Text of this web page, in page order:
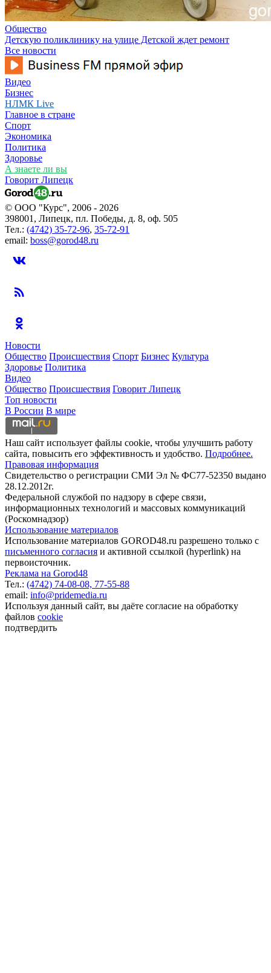
Общество
Детскую поликлинику на улице Детской ждет ремонт
Все новости
Видео
Бизнес
НЛМК Live
Главное в стране
Спорт
Экономика
Политика
Здоровье
А знаете ли вы
Говорит Липецк
© ООО "Курс", 2006 - 2026
398001, Липецк, пл. Победы, д. 8, оф. 505
Тел.: (4742) 35-72-96, 35-72-91
email: boss@gorod48.ru
Новости
Общество Происшествия Спорт Бизнес Культура
Здоровье Политика
Видео
Общество Происшествия Говорит Липецк
Топ новости
В России В мире
Наш сайт использует файлы cookie, чтобы улучшить работу
сайта, повысить его эффективность и удобство. Подробнее.
Правовая информация
Свидетельство о регистрации СМИ Эл № ФС77-52350 выдано
28.12.2012г.
Федеральной службой по надзору в сфере связи,
информационных технологий и массовых коммуникаций
(Роскомнадзор)
Использование материалов
Использование материалов GOROD48.ru разрешено только с
письменного согласия и активной ссылкой (hyperlink) на
первоисточник.
Реклама на Gorod48
Тел.: (4742) 74-08-08, 77-55-88
email: info@pridemedia.ru
Используя данный сайт, вы даёте согласие на обработку
файлов cookie
подтвердить